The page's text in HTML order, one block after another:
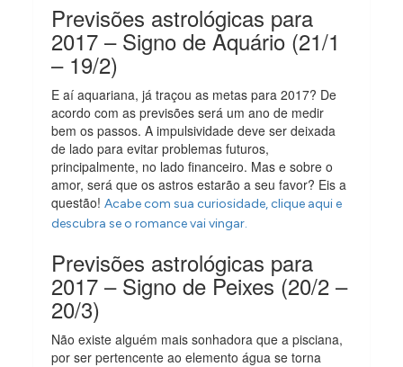
Previsões astrológicas para
2017 – Signo de Aquário (21/1
– 19/2)
E aí aquariana, já traçou as metas para 2017? De
acordo com as previsões será um ano de medir
bem os passos. A impulsividade deve ser deixada
de lado para evitar problemas futuros,
principalmente, no lado financeiro. Mas e sobre o
amor, será que os astros estarão a seu favor? Eis a
questão!Acabe com sua curiosidade, clique aqui e
descubra se o romance vai vingar.
Previsões astrológicas para
2017 – Signo de Peixes (20/2 –
20/3)
Não existe alguém mais sonhadora que a pisciana,
por ser pertencente ao elemento água se torna